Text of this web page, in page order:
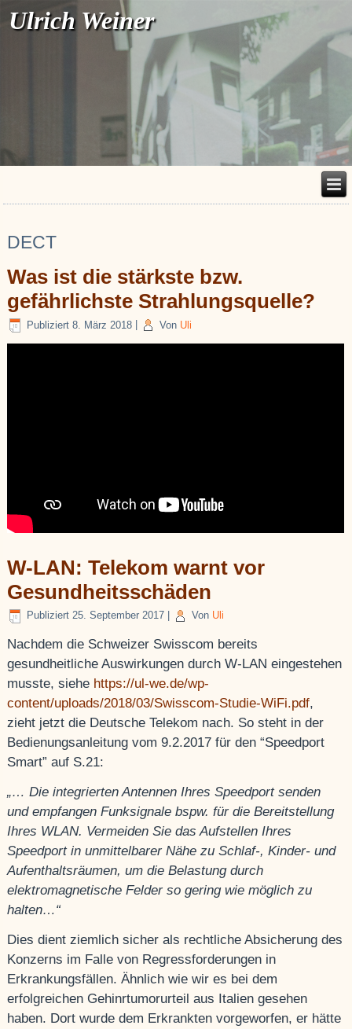
Ulrich Weiner
DECT
Was ist die stärkste bzw.
gefährlichste Strahlungsquelle?
Publiziert 8. März 2018 Von Uli
W-LAN: Telekom warnt vor
Gesundheitsschäden
Publiziert 25. September 2017 Von Uli
Nachdem die Schweizer Swisscom bereits
gesundheitliche Auswirkungen durch W-LAN eingestehen
musste, siehe https://ul-we.de/wp-
content/uploads/2018/03/Swisscom-Studie-WiFi.pdf,
zieht jetzt die Deutsche Telekom nach. So steht in der
Bedienungsanleitung vom 9.2.2017 für den “Speedport
Smart” auf S.21:
„…Die integrierten Antennen Ihres Speedport senden
und empfangen Funksignale bspw. für die Bereitstellung
Ihres WLAN. Vermeiden Sie das Aufstellen Ihres
Speedport in unmittelbarer Nähe zu Schlaf-, Kinder- und
Aufenthaltsräumen, um die Belastung durch
elektromagnetische Felder so gering wie möglich zu
halten…“
Dies dient ziemlich sicher als rechtliche Absicherung des
Konzerns im Falle von Regressforderungen in
Erkrankungsfällen. Ähnlich wie wir es bei dem
erfolgreichen Gehinrtumorurteil aus Italien gesehen
haben. Dort wurde dem Erkrankten vorgeworfen, er hätte